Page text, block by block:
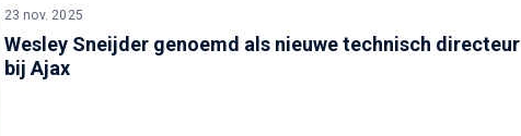
23 nov. 2025
Wesley Sneijder genoemd als nieuwe technisch directeur
bij Ajax